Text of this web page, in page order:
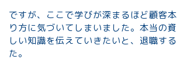
ですが、ここで学びが深まるほど顧客
り方に気づいてしまいました。本当の
しい知識を伝えていきたいと、退職す
た。